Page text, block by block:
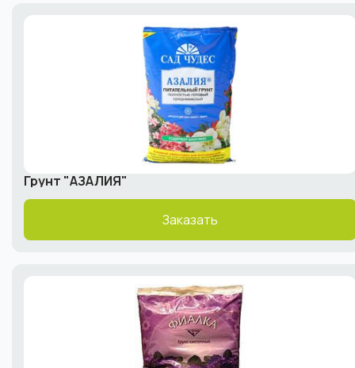
Грунт "АЗАЛИЯ"
Заказать